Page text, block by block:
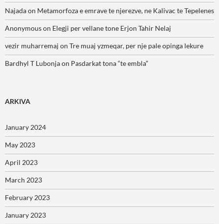
Najadaon Metamorfoza e emrave te njerezve, ne Kalivac te Tepelenes
Anonymouson Elegji per vellane tone Erjon Tahir Nelaj
vezir muharremaj on Tre muaj yzmeqar, per nje pale opinga lekure
Bardhyl T Lubonjaon Pasdarkat tona “te embla”
ARKIVA
January 2024
May 2023
April 2023
March 2023
February 2023
January 2023